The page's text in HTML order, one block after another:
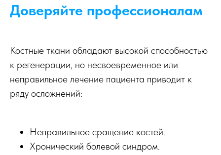
Доверяйте профессионалам
Костные ткани обладают высокой способностью
к регенерации, но несвоевременное или
неправильное лечение пациента приводит к
ряду осложнений:
Неправильное сращение костей.
Хронический болевой синдром.